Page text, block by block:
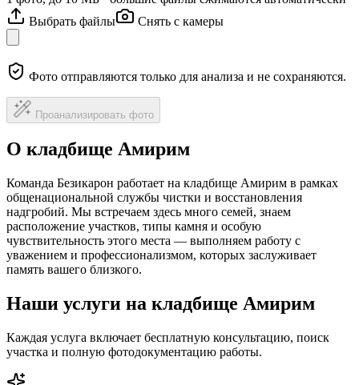
Выбрать файлы
Снять с камеры
Фото отправляются только для анализа и не сохраняются.
Проанализировать фото
О кладбище Амирим
Команда Безикарон работает на кладбище Амирим в рамках
общенациональной службы чистки и восстановления
надгробий. Мы встречаем здесь много семей, знаем
расположение участков, типы камня и особую
чувствительность этого места — выполняем работу с
уважением и профессионализмом, которых заслуживает
память вашего близкого.
Наши услуги на кладбище Амирим
Каждая услуга включает бесплатную консультацию, поиск
участка и полную фотодокументацию работы.